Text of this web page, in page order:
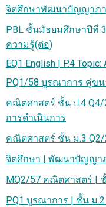
จิตศึกษาพัฒนาปัญญาภา
PBL ชั้นมัธยมศึกษาปีที่
ความรู้(ต่อ)
EQ1 English | P.4 Topic:
PQ1/58 บูรณาการ คู่ข
คณิตศาสตร์ ชั้น ป.4 Q4/
การดำเนินการ
คณิตศาสตร์ ชั้น ม.3
จิตศึกษา | พัฒนาปัญญา
MQ2/57 คณิตศาสตร์ |
PQ1 บูรณาการ | ชั้น ม